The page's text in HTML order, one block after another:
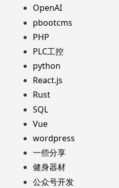
OpenAI
pbootcms
PHP
PLC工控
python
React.js
Rust
SQL
Vue
wordpress
一些分享
健身器材
公众号开发